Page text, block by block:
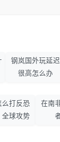
钢岚国外玩延迟
很高怎么办
么打反恐
全球攻势
在南